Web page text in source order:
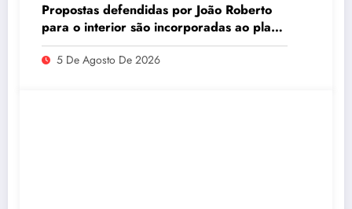
Propostas defendidas por João Roberto
para o interior são incorporadas ao plano
de governo de David Almeida
5 De Agosto De 2026